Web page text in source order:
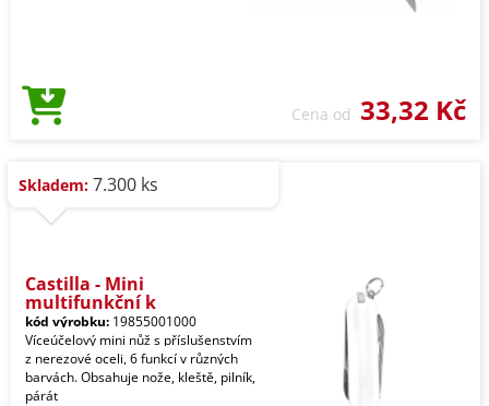
Cena od 33,32 Kč
Skladem: 7.300 ks
Castilla - Mini
multifunkční k
kód výrobku: 19855001000
Víceúčelový mini nůž s příslušenstvím
z nerezové oceli, 6 funkcí v různých
barvách. Obsahuje nože, kleště, pilník,
párát